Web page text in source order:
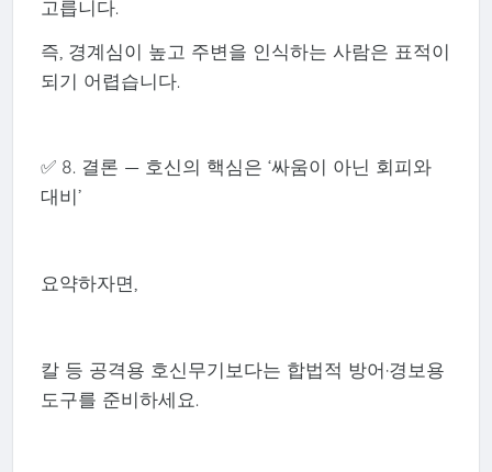
고릅니다.
즉, 경계심이 높고 주변을 인식하는 사람은 표적이
되기 어렵습니다.
✅ 8. 결론 — 호신의 핵심은 ‘싸움이 아닌 회피와
대비’
요약하자면,
칼 등 공격용 호신무기보다는 합법적 방어·경보용
도구를 준비하세요.